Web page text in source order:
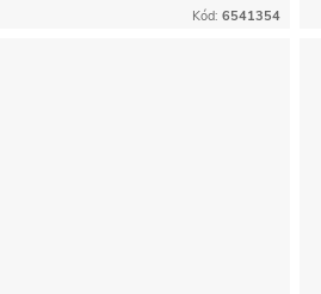
děti mohli nejen hrát, ale také se
Kód:6541354